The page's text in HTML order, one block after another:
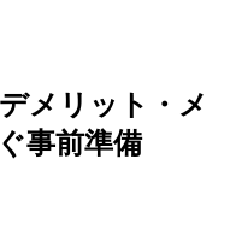
メリット・メ
事前準備